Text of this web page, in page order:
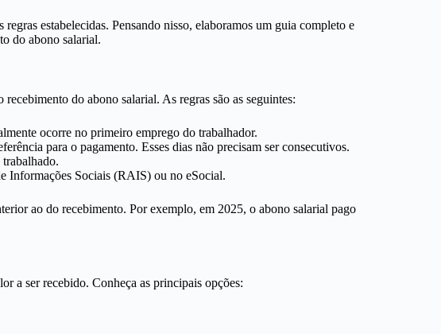
estabelecidas. Pensando nisso, elaboramos um guia completo e
do abono salarial.
do abono salarial. As regras são as seguintes:
ocorre no primeiro emprego do trabalhador.
para o pagamento. Esses dias não precisam ser consecutivos.
Informações Sociais (RAIS) ou no eSocial.
ao do recebimento. Por exemplo, em 2025, o abono salarial pago
a ser recebido. Conheça as principais opções: